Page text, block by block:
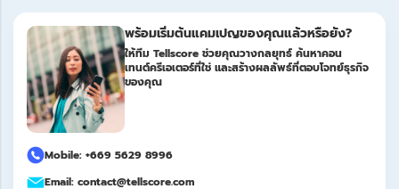
พร้อมเริ่มต้นแคมเปญของคุณแล้วหรือยัง?
ให้ทีม Tellscore ช่วยคุณวางกลยุทธ์ ค้นหาคอน
เทนต์ครีเอเตอร์ที่ใช่ และสร้างผลลัพธ์ที่ตอบโจทย์ธุรกิจ
ของคุณ
Mobile: +669 5629 8996
Email: contact@tellscore.com